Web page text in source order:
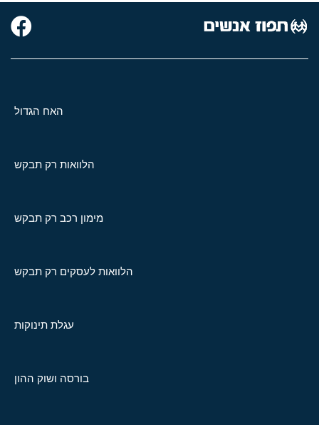
האח הגדול
הלוואות רק תבקש
מימון רכב רק תבקש
הלוואות לעסקים רק תבקש
עגלת תינוקות
בורסה ושוק ההון